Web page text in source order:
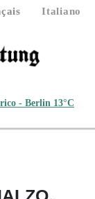
Italiano
- Berlin 13°C